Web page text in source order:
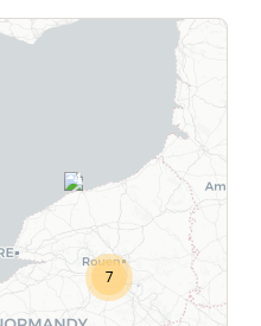
4
7